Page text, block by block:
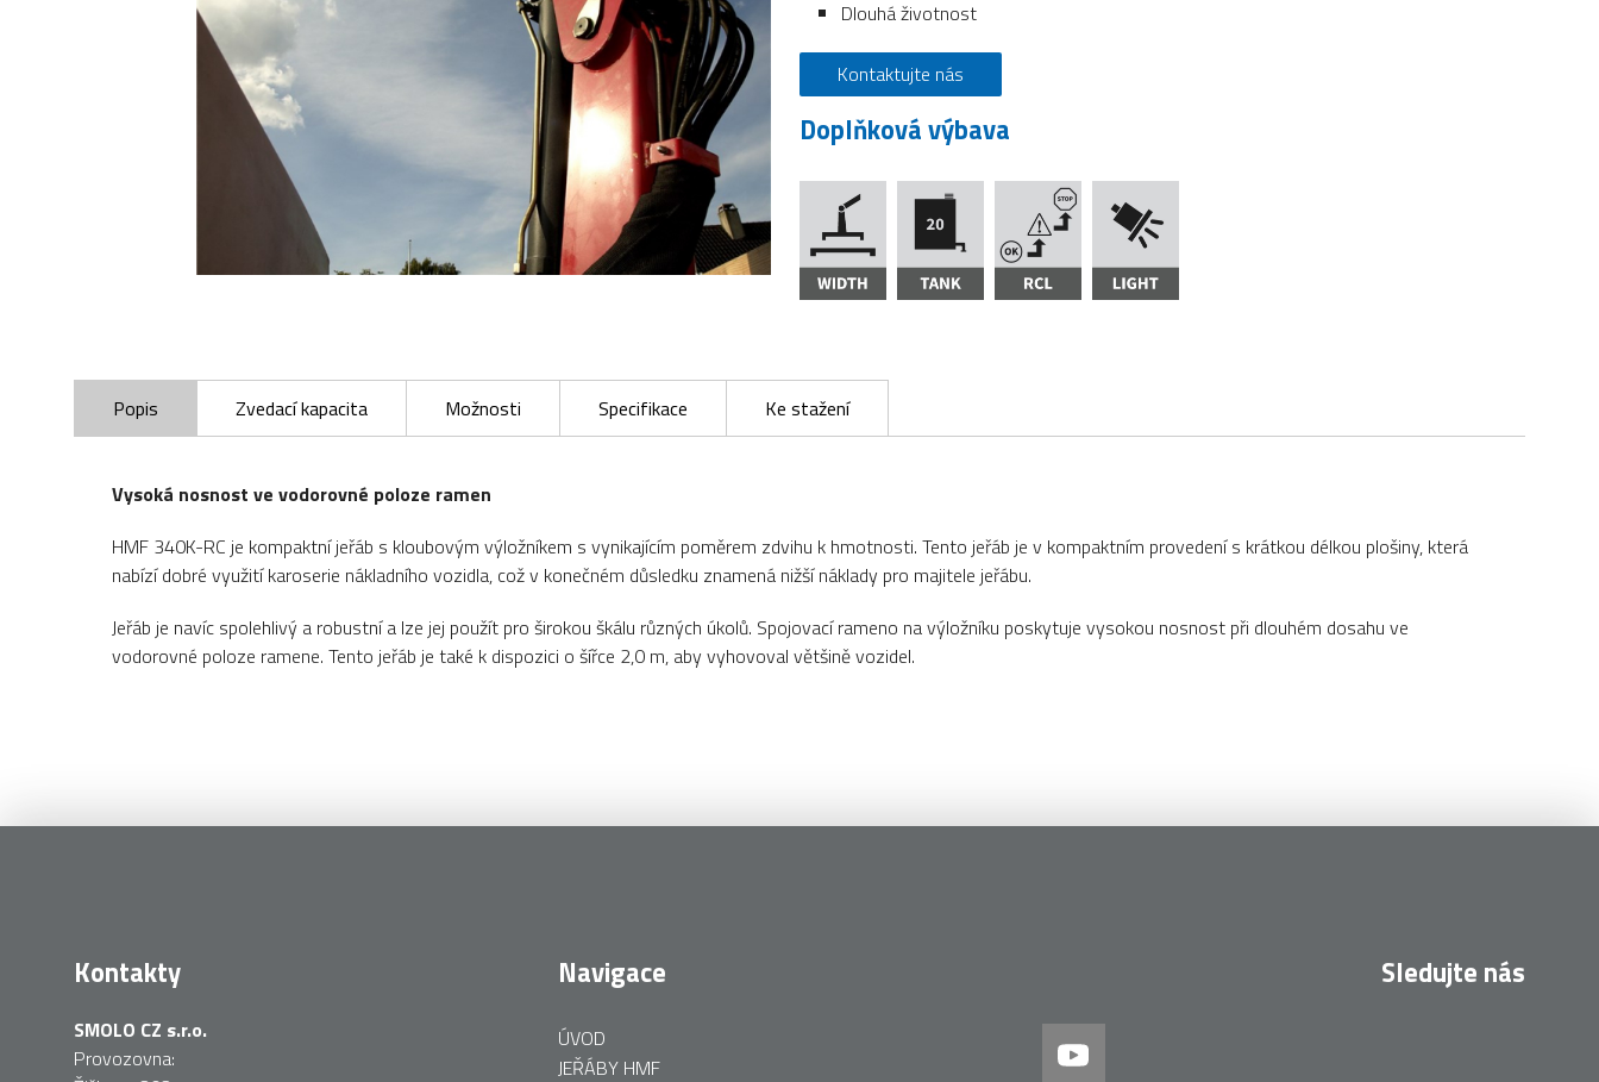
Dlouhá životnost
Kontaktujte nás
Doplňková výbava
Popis Zvedací kapacita Možnosti Specifikace Ke stažení
Vysoká nosnost ve vodorovné poloze ramen
HMF 340K-RC je kompaktní jeřáb s kloubovým výložníkem s vynikajícím poměrem zdvihu k hmotnosti. Tento jeřáb je v kompaktním provedení s krátkou délkou plošiny, která
nabízí dobré využití karoserie nákladního vozidla, což v konečném důsledku znamená nižší náklady pro majitele jeřábu.
Jeřáb je navíc spolehlivý a robustní a lze jej použít pro širokou škálu různých úkolů. Spojovací rameno na výložníku poskytuje vysokou nosnost při dlouhém dosahu ve
vodorovné poloze ramene. Tento jeřáb je také k dispozici o šířce 2,0 m, aby vyhovoval většině vozidel.
Kontakty
SMOLO CZ s.r.o.
Provozovna:
Navigace
ÚVOD
JEŘÁBY HMF
Sledujte nás